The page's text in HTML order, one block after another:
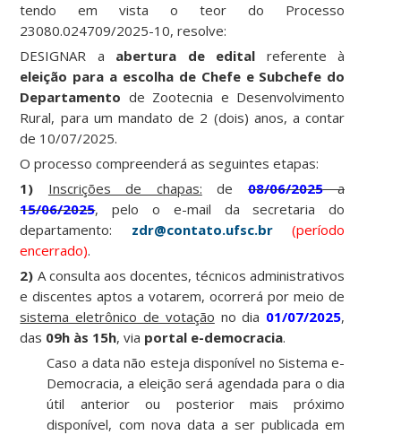
tendo em vista o teor do Processo
23080.024709/2025-10, resolve:
DESIGNAR a abertura de edital referente à
eleição para a escolha de Chefe e Subchefe do
Departamento de Zootecnia e Desenvolvimento
Rural, para um mandato de 2 (dois) anos, a contar
de 10/07/2025.
O processo compreenderá as seguintes etapas:
1)
Inscrições de chapas: de08/06/2025a
15/06/2025, pelo o e-mail da secretaria do
departamento: zdr@contato.ufsc.br
(período
encerrado).
2) A consulta aos docentes, técnicos administrativos
e discentes aptos a votarem, ocorrerá por meio de
sistema eletrônico de votação no dia 01/07/2025,
das 09h às 15h, via portal e-democracia.
Caso a data não esteja disponível no Sistema e-
Democracia, a eleição será agendada para o dia
útil anterior ou posterior mais próximo
disponível, com nova data a ser publicada em